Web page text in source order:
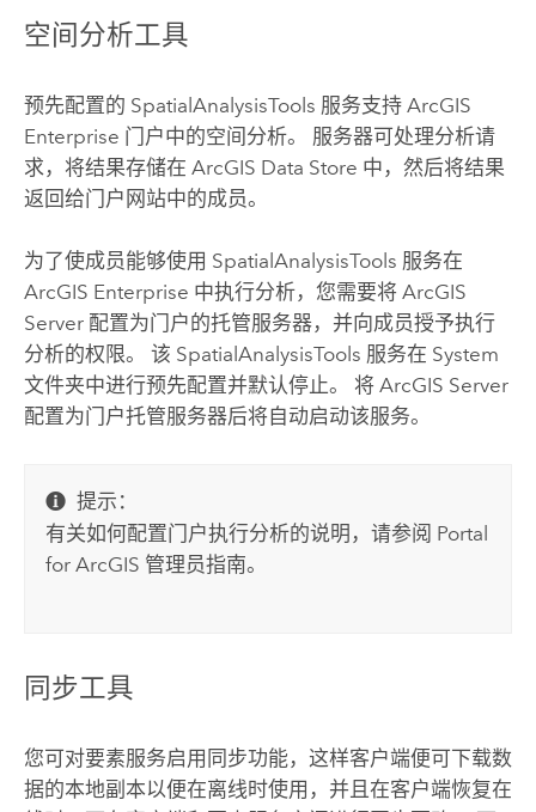
空间分析工具
预先配置的 SpatialAnalysisTools 服务支持 ArcGIS
Enterprise 门户中的空间分析。 服务器可处理分析请
求，将结果存储在 ArcGIS Data Store 中，然后将结果
返回给门户网站中的成员。
为了使成员能够使用 SpatialAnalysisTools 服务在
ArcGIS Enterprise 中执行分析，您需要将 ArcGIS
Server配置为门户的托管服务器，并向成员授予执行
分析的权限。 该 SpatialAnalysisTools 服务在 System
文件夹中进行预先配置并默认停止。 将 ArcGIS Server
配置为门户托管服务器后将自动启动该服务。
提示：
有关如何配置门户执行分析的说明，请参阅 Portal
for ArcGIS 管理员指南。
同步工具
您可对要素服务启用同步功能，这样客户端便可下载数
据的本地副本以便在离线时使用，并且在客户端恢复在